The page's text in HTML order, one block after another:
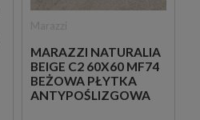
MARAZZI NATURALIA
BEIGE C2 60X60 MF74
BEŻOWA PŁYTKA
ANTYPOŚLIZGOWA